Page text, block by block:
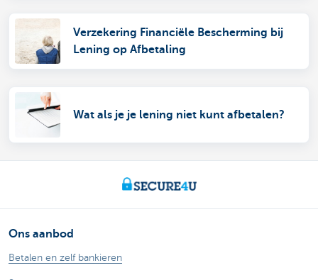
Verzekering Financiële Bescherming bij
Lening op Afbetaling
Wat als je je lening niet kunt afbetalen?
Ons aanbod
Betalen en zelf bankieren